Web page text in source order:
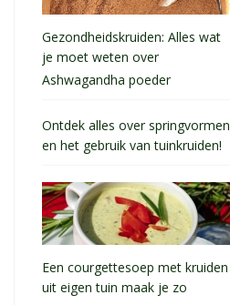
Gezondheidskruiden: Alles wat
je moet weten over
Ashwagandha poeder
Ontdek alles over springvormen
en het gebruik van tuinkruiden!
Een courgettesoep met kruiden
uit eigen tuin maak je zo